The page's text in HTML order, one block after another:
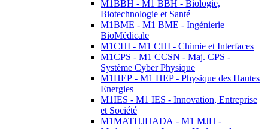
M1BBH - M1 BBH - Biologie,
Biotechnologie et Santé
M1BME - M1 BME - Ingénierie
BioMédicale
M1CHI - M1 CHI - Chimie et Interfaces
M1CPS - M1 CCSN - Maj. CPS -
Système Cyber Physique
M1HEP - M1 HEP - Physique des Hautes
Energies
M1IES - M1 IES - Innovation, Entreprise
et Société
M1MATHJHADA - M1 MJH -